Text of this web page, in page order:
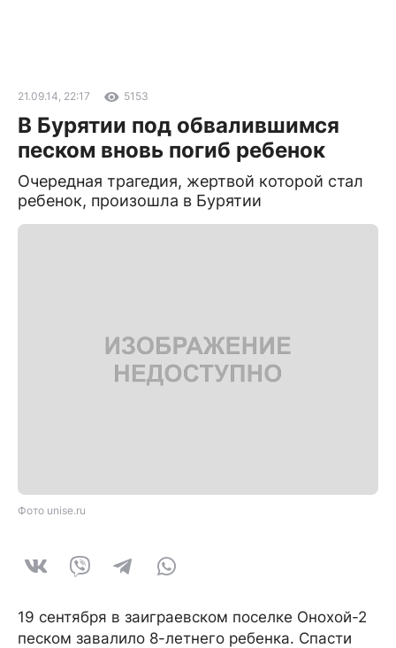
21.09.14, 22:17 5153
В Бурятии под обвалившимся
песком вновь погиб ребенок
Очередная трагедия, жертвой которой стал
ребенок, произошла в Бурятии
Фото unise.ru
19 сентября в заиграевском поселке Онохой-2
песком завалило 8-летнего ребенка. Спасти